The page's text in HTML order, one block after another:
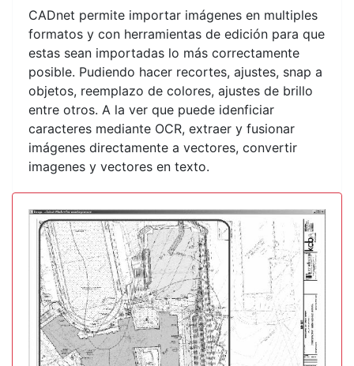
CADnet permite importar imágenes en multiples
formatos y con herramientas de edición para que
estas sean importadas lo más correctamente
posible. Pudiendo hacer recortes, ajustes, snap a
objetos, reemplazo de colores, ajustes de brillo
entre otros. A la ver que puede idenficiar
caracteres mediante OCR, extraer y fusionar
imágenes directamente a vectores, convertir
imagenes y vectores en texto.